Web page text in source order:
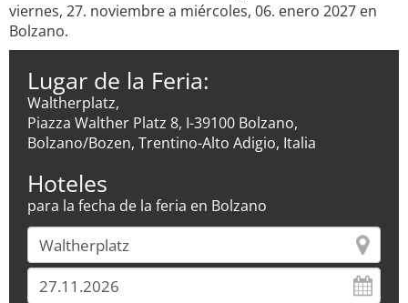
viernes, 27. noviembre a miércoles, 06. enero 2027 en
Bolzano.
Lugar de la Feria:
Waltherplatz,
Piazza Walther Platz 8, I-39100 Bolzano,
Bolzano/Bozen, Trentino-Alto Adigio, Italia
Hoteles
para la fecha de la feria en Bolzano